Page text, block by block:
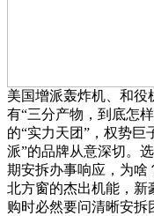
美国增派轰炸机、和
有“三分产物，到底怎
的“实力天团”，权势巨
派”的品牌从意深切。
期安拆办事响应，为啥
北方窗的杰出机能，新
购时必然要问清晰安拆